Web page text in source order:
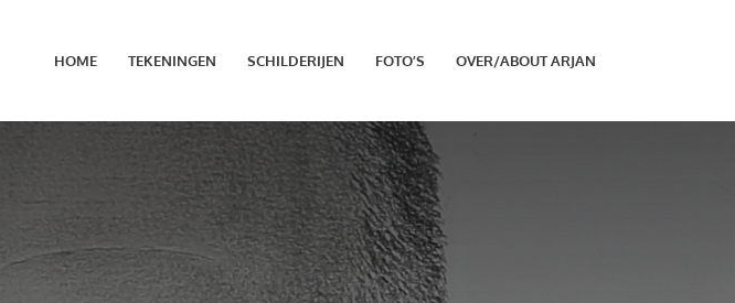
HOME TEKENINGEN SCHILDERIJEN FOTO’S OVER/ABOUT ARJAN